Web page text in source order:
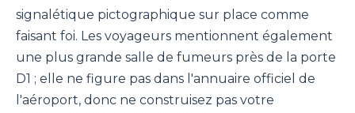
signalétique pictographique sur place comme
faisant foi. Les voyageurs mentionnent également
une plus grande salle de fumeurs près de la porte
D1 ; elle ne figure pas dans l'annuaire officiel de
l'aéroport, donc ne construisez pas votre